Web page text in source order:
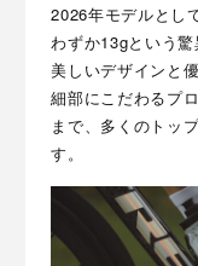
2026年モデルとし
わずか13gという
美しいデザインと
細部にこだわるプ
まで、多くのトッ
す。